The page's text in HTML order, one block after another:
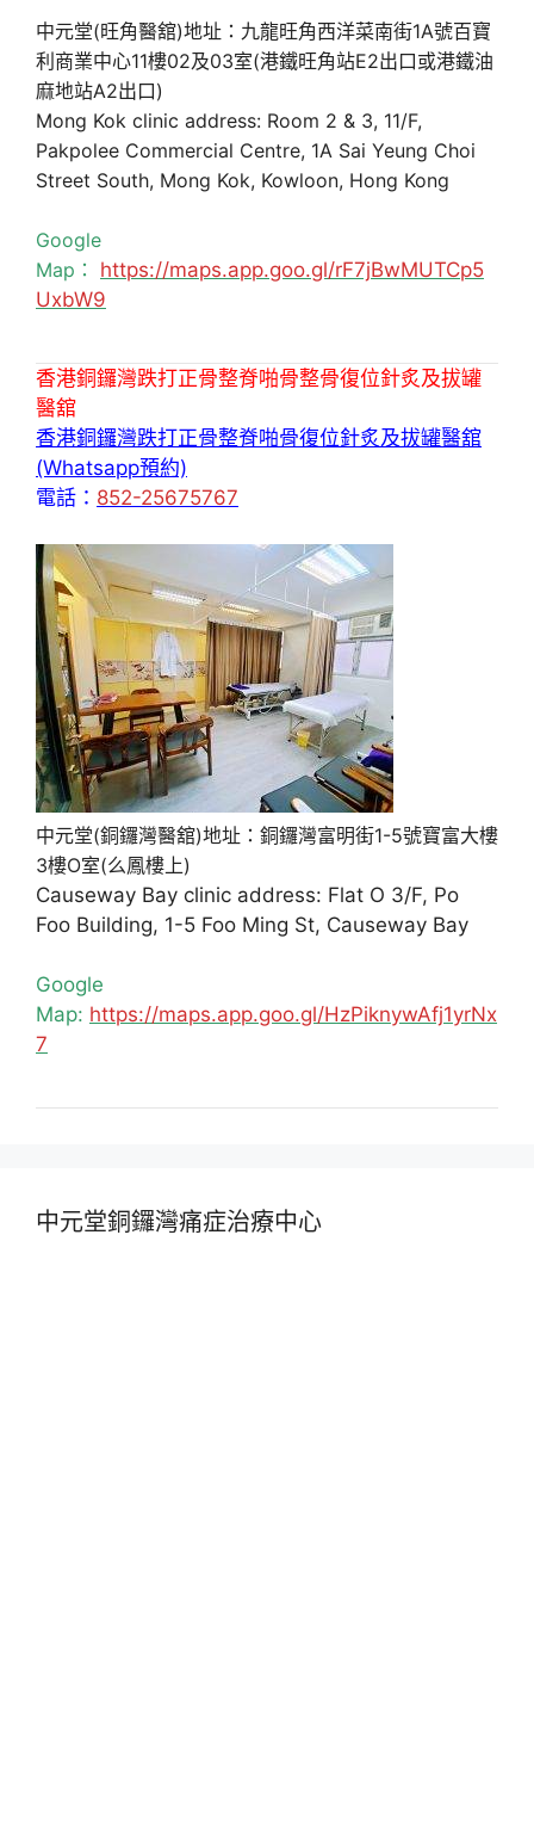
中元堂(旺角醫舘)地址：九龍旺角西洋菜南街1A號百寶
利商業中心11樓02及03室(港鐵旺角站E2出口或港鐵油
麻地站A2出口)
Mong Kok clinic address: Room 2 & 3, 11/F,
Pakpolee Commercial Centre, 1A Sai Yeung Choi
Street South, Mong Kok, Kowloon, Hong Kong
Google
Map： https://maps.app.goo.gl/rF7jBwMUTCp5
UxbW9
香港銅鑼灣跌打正骨整脊啪骨整骨復位針炙及拔罐
醫舘
香港銅鑼灣跌打正骨整脊啪骨復位針炙及拔罐醫舘
(Whatsapp預約)
電話： 852-25675767
中元堂(銅鑼灣醫舘)地址：銅鑼灣富明街1-5號寶富大樓
3樓O室(么鳳樓上)
Causeway Bay clinic address: Flat O 3/F, Po
Foo Building, 1-5 Foo Ming St, Causeway Bay
Google
Map: https://maps.app.goo.gl/HzPiknywAfj1yrNx
7
中元堂銅鑼灣痛症治療中心